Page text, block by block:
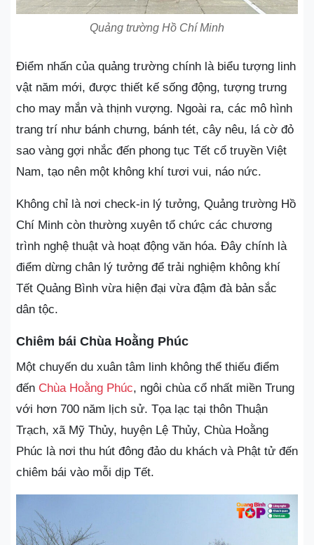
Quảng trường Hồ Chí Minh
Điểm nhấn của quảng trường chính là biểu tượng linh
vật năm mới, được thiết kế sống động, tượng trưng
cho may mắn và thịnh vượng. Ngoài ra, các mô hình
trang trí như bánh chưng, bánh tét, cây nêu, lá cờ đỏ
sao vàng gợi nhắc đến phong tục Tết cổ truyền Việt
Nam, tạo nên một không khí tươi vui, náo nức.
Không chỉ là nơi check-in lý tưởng, Quảng trường Hồ
Chí Minh còn thường xuyên tổ chức các chương
trình nghệ thuật và hoạt động văn hóa. Đây chính là
điểm dừng chân lý tưởng để trải nghiệm không khí
Tết Quảng Bình vừa hiện đại vừa đậm đà bản sắc
dân tộc.
Chiêm bái Chùa Hoằng Phúc
Một chuyến du xuân tâm linh không thể thiếu điểm
đến Chùa Hoằng Phúc, ngôi chùa cổ nhất miền Trung
với hơn 700 năm lịch sử. Tọa lạc tại thôn Thuận
Trạch, xã Mỹ Thủy, huyện Lệ Thủy, Chùa Hoằng
Phúc là nơi thu hút đông đảo du khách và Phật tử đến
chiêm bái vào mỗi dịp Tết.